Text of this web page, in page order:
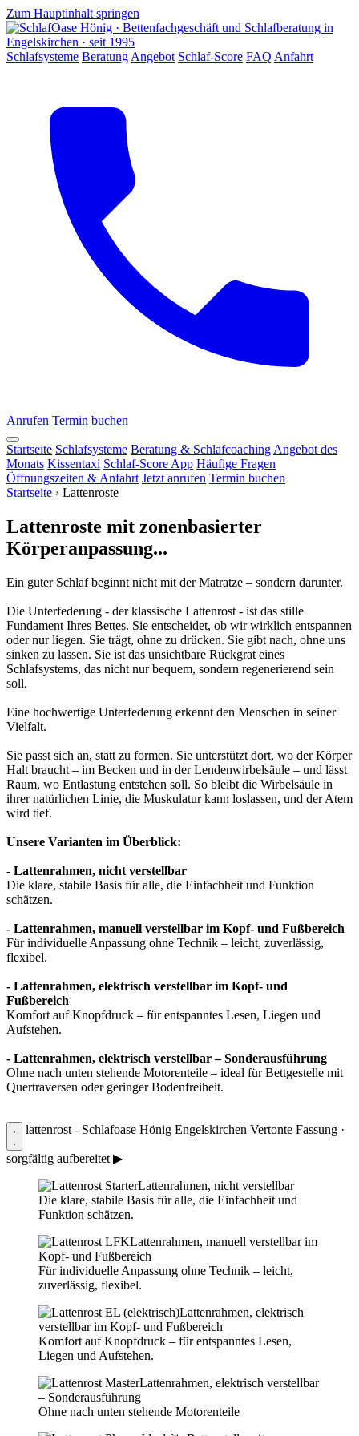
Zum Hauptinhalt springen
Schlafsysteme Beratung Angebot Schlaf-Score FAQ Anfahrt
Anrufen Termin buchen
Startseite Schlafsysteme Beratung & Schlafcoaching Angebot des
Monats Kissentaxi Schlaf-Score App Häufige Fragen
Öffnungszeiten & Anfahrt Jetzt anrufen Termin buchen
Startseite › Lattenroste
Lattenroste mit zonenbasierter
Körperanpassung...
Ein guter Schlaf beginnt nicht mit der Matratze – sondern darunter.
Die Unterfederung - der klassische Lattenrost - ist das stille
Fundament Ihres Bettes. Sie entscheidet, ob wir wirklich entspannen
oder nur liegen. Sie trägt, ohne zu drücken. Sie gibt nach, ohne uns
sinken zu lassen. Sie ist das unsichtbare Rückgrat eines
Schlafsystems, das nicht nur bequem, sondern regenerierend sein
soll.
Eine hochwertige Unterfederung erkennt den Menschen in seiner
Vielfalt.
Sie passt sich an, statt zu formen. Sie unterstützt dort, wo der Körper
Halt braucht – im Becken und in der Lendenwirbelsäule – und lässt
Raum, wo Entlastung entstehen soll. So bleibt die Wirbelsäule in
ihrer natürlichen Linie, die Muskulatur kann loslassen, und der Atem
wird tief.
Unsere Varianten im Überblick:
- Lattenrahmen, nicht verstellbar
Die klare, stabile Basis für alle, die Einfachheit und Funktion
schätzen.
- Lattenrahmen, manuell verstellbar im Kopf- und Fußbereich
Für individuelle Anpassung ohne Technik – leicht, zuverlässig,
flexibel.
- Lattenrahmen, elektrisch verstellbar im Kopf- und
Fußbereich
Komfort auf Knopfdruck – für entspanntes Lesen, Liegen und
Aufstehen.
- Lattenrahmen, elektrisch verstellbar – Sonderausführung
Ohne nach unten stehende Motorenteile – ideal für Bettgestelle mit
Quertraversen oder geringer Bodenfreiheit.
lattenrost - Schlafoase Hönig Engelskirchen Vertonte Fassung ·
sorgfältig aufbereitet ▶
Lattenrahmen, nicht verstellbar
Die klare, stabile Basis für alle, die Einfachheit und
Funktion schätzen.
Lattenrahmen, manuell verstellbar im
Kopf- und Fußbereich
Für individuelle Anpassung ohne Technik – leicht,
zuverlässig, flexibel.
Lattenrahmen, elektrisch
verstellbar im Kopf- und Fußbereich
Komfort auf Knopfdruck – für entspanntes Lesen,
Liegen und Aufstehen.
Lattenrahmen, elektrisch verstellbar
– Sonderausführung
Ohne nach unten stehende Motorenteile